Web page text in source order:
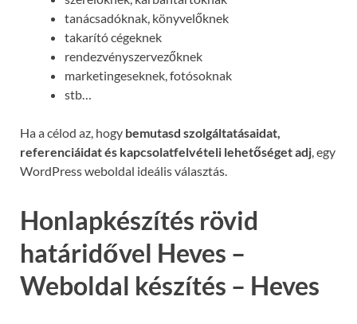
tanácsadóknak, könyvelőknek
takarító cégeknek
rendezvényszervezőknek
marketingeseknek, fotósoknak
stb…
Ha a célod az, hogy bemutasd szolgáltatásaidat,
referenciáidat és kapcsolatfelvételi lehetőséget adj , egy
WordPress weboldal ideális választás.
Honlapkészítés rövid
határidővel Heves –
Weboldal készítés – Heves